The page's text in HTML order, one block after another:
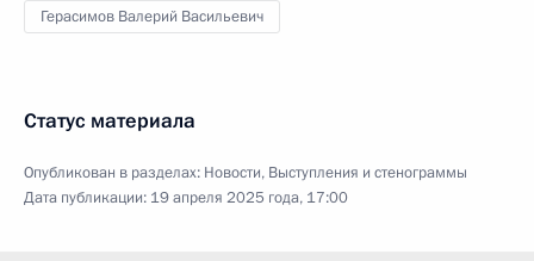
Герасимов Валерий Васильевич
Статус материала
Опубликован в разделах: Новости, Выступления и стенограммы
Дата публикации: 19 апреля 2025 года, 17:00